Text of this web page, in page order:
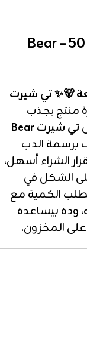
تي شيرت أطفال أولادي اسود Bear – 50
🐻✨ تي شيرت
منتج يجذب
تي شيرت Bear
برسمة الدب
الشراء أسهل،
الشكل في
يطلب الكمية مع
وده بيساعده
المخزون.